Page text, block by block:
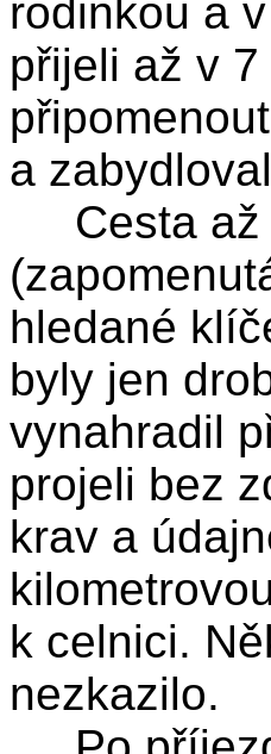
rodinkou a
přijeli až v
a
Cesta až
hledané
byly jen
vynahradil
projeli bez
krav a
k celnici.
nezkazilo.